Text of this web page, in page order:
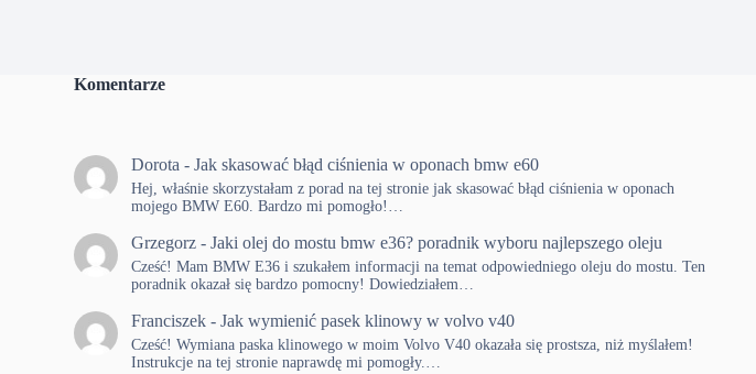
Komentarze
Dorota -Jak skasować błąd ciśnienia w oponach bmw e60
Hej, właśnie skorzystałam z porad na tej stronie jak skasować błąd ciśnienia w oponach
mojego BMW E60. Bardzo mi pomogło!…
Grzegorz -Jaki olej do mostu bmw e36? poradnik wyboru najlepszego oleju
Cześć! Mam BMW E36 i szukałem informacji na temat odpowiedniego oleju do mostu. Ten
poradnik okazał się bardzo pomocny! Dowiedziałem…
Franciszek -Jak wymienić pasek klinowy w volvo v40
Cześć! Wymiana paska klinowego w moim Volvo V40 okazała się prostsza, niż myślałem!
Instrukcje na tej stronie naprawdę mi pomogły.…